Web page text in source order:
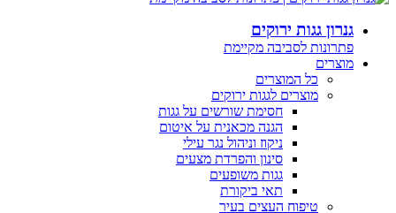
גנרון גגות ירוקים
פתרונות לסביבה מקיימת
מוצרים
כל המוצרים
מוצרים לגגות ירוקים
חסימת שורשים על גגות
הגנה מכאנית על איטום
ניקוז וניהול נגר עילי
סינון והפרדת מצעים
גגות משופעים
תאי ביקורת
טיפוח העצים בעיר